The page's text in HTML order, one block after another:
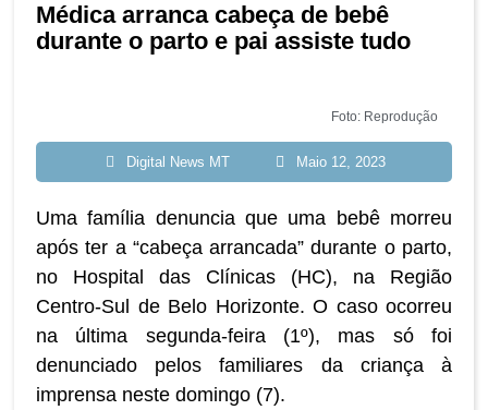
Médica arranca cabeça de bebê
durante o parto e pai assiste tudo
Foto: Reprodução
Digital News MT Maio 12, 2023
Uma família denuncia que uma bebê morreu
após ter a “cabeça arrancada” durante o parto,
no Hospital das Clínicas (HC), na Região
Centro-Sul de Belo Horizonte. O caso ocorreu
na última segunda-feira (1º), mas só foi
denunciado pelos familiares da criança à
imprensa neste domingo (7).